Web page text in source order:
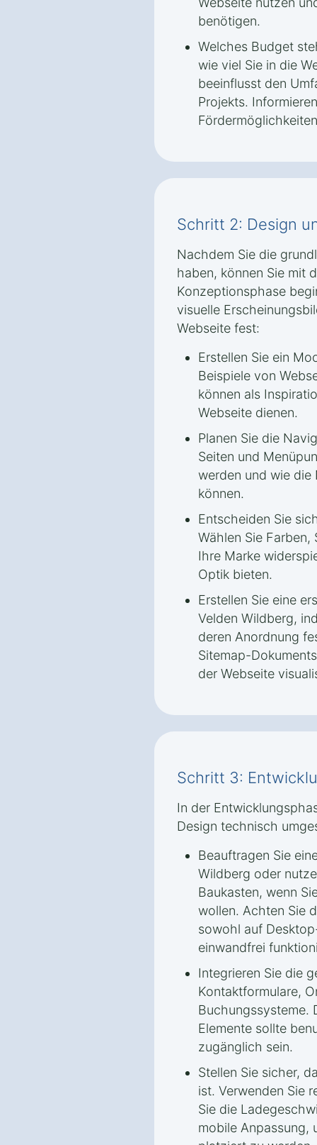
benötigen.
Welches Budget
wie viel Sie in die
beeinflusst den
Projekts.
Schritt 2: Design
Nachdem Sie die
haben, können Sie mit
Konzeptionsphase
visuelle
Webseite fest:
Erstellen Sie ein
Beispiele von
können als
Webseite dienen.
Planen Sie die
Seiten und
werden und wie
können.
Entscheiden Sie
Wählen Sie
Ihre Marke
Optik bieten.
Erstellen Sie eine
Velden Wildberg,
deren Anordnung
Sitemap-
der Webseite
Schritt 3:
In der
Design technisch
Beauftragen Sie
Wildberg oder
Baukasten, wenn
wollen. Achten Sie
sowohl auf
einwandfrei
Integrieren Sie die
Kontaktformulare,
Buchungssysteme.
Elemente sollte
zugänglich sein.
Stellen Sie sicher,
ist. Verwenden Sie
Sie die
mobile Anpassung,